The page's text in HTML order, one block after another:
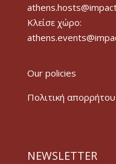
Κλείσε χώρο:
Our policies
Πολιτική απορρήτου
NEWSLETTER